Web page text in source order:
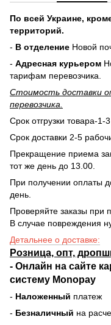
По всей Украине,
территорий.
- В отделение Новой
- Адресная курьером
тарифам перевозчика.
Стоимость доставки
перевозчика.
Срок отгрузки товара-
Срок доставки 2-5
Прекращение приема
тот же день до 13.00.
При получении оплаты
день.
Проверяйте заказы при
В случае повреждения
Детальнее о доставке:
Розница, опт,
- Онлайн на сайте
систему Monopay
- Наложенный платеж
- Безналичный на